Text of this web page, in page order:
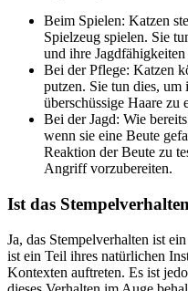
Beim Spielen: Katzen
Spielzeug spielen. Sie
und ihre Jagdfähigkeiten
Bei der Pflege: Katzen
putzen. Sie tun dies,
überschüssige Haare zu
Bei der Jagd: Wie
wenn sie eine Beute
Reaktion der Beute zu
Angriff vorzubereiten.
Ist das
Ja, das Stempelverhalten ist
ist ein Teil ihres natürlichen
Kontexten auftreten. Es ist